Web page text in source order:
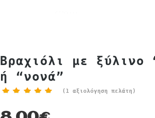
Βραχιόλι με ξύλινο
ή “νονά”
( 1 αξιολόγηση πελάτη)